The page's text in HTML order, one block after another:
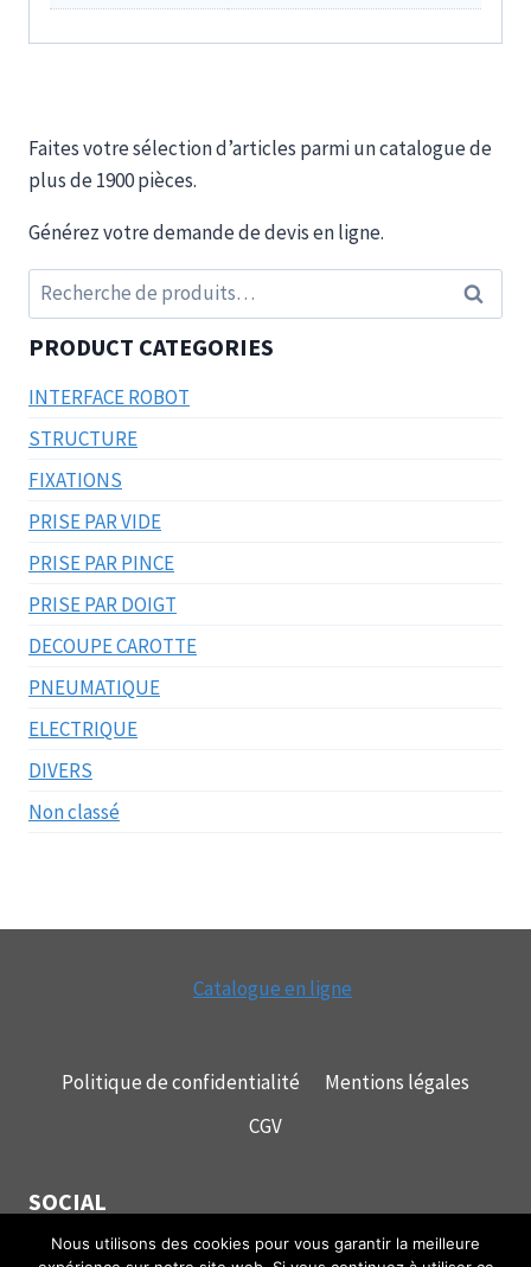
Faites votre sélection d’articles parmi un catalogue de
plus de 1900 pièces.
Générez votre demande de devis en ligne.
Recherche
pour :
PRODUCT CATEGORIES
INTERFACE ROBOT
STRUCTURE
FIXATIONS
PRISE PAR VIDE
PRISE PAR PINCE
PRISE PAR DOIGT
DECOUPE CAROTTE
PNEUMATIQUE
ELECTRIQUE
DIVERS
Non classé
Catalogue en ligne
Politique de confidentialité
Mentions légales
CGV
SOCIAL
Nous utilisons des cookies pour vous garantir la meilleure